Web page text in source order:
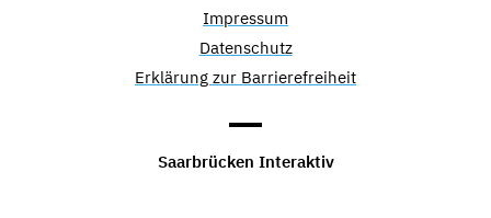
Impressum
Datenschutz
Erklärung zur Barrierefreiheit
Saarbrücken Interaktiv